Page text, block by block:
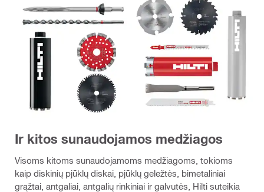
Ir kitos sunaudojamos medžiagos
Visoms kitoms sunaudojamoms medžiagoms, tokioms
kaip diskinių pjūklų diskai, pjūklų geležtės, bimetaliniai
grąžtai, antgaliai, antgalių rinkiniai ir galvutės, Hilti suteikia